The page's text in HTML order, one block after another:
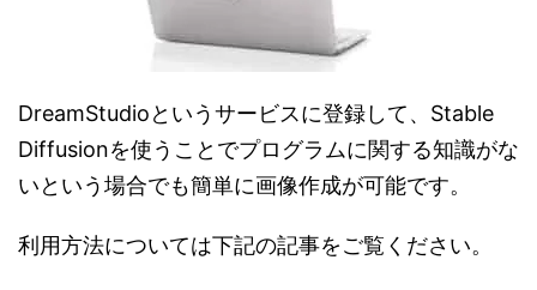
DreamStudioというサービスに登録して、Stable
Diffusionを使うことでプログラムに関する知識がな
いという場合でも簡単に画像作成が可能です。
利用方法については下記の記事をご覧ください。